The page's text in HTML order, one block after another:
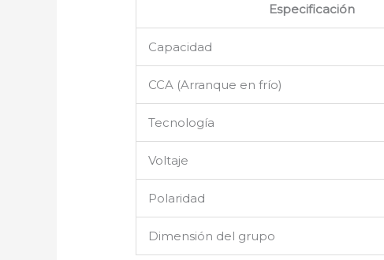
Especificación
Capacidad
CCA (Arranque en frío)
Tecnología
Voltaje
Polaridad
Dimensión del grupo